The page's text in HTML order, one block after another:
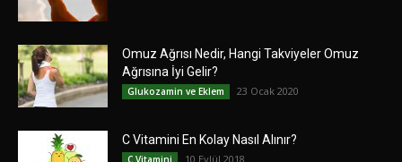
Omuz Ağrısı Nedir, Hangi Takviyeler Omuz
Ağrısına İyi Gelir?
Glukozamin ve Eklem 23 Ocak 2020
C Vitamini En Kolay Nasıl Alınır?
C Vitamini 10 Eylül 2018